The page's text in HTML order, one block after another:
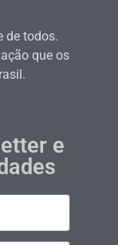
de todos.
que os
e